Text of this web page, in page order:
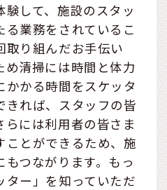
して、施設のスタッ
業務をされているこ
取り組んだお手伝い
め清掃には時間と体力
かる時間をスケッタ
きれば、スタッフの皆
には利用者の皆さま
ことができるため、施
つながります。もっ
ター」を知っていただ